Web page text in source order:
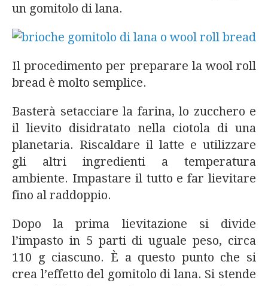
un gomitolo di lana.
Il procedimento per preparare la wool roll
bread è molto semplice.
Basterà setacciare la farina, lo zucchero e
il lievito disidratato nella ciotola di una
planetaria. Riscaldare il latte e utilizzare
gli altri ingredienti a temperatura
ambiente. Impastare il tutto e far lievitare
fino al raddoppio.
Dopo la prima lievitazione si divide
l’impasto in 5 parti di uguale peso, circa
110 g ciascuno. È a questo punto che si
crea l’effetto del gomitolo di lana. Si stende